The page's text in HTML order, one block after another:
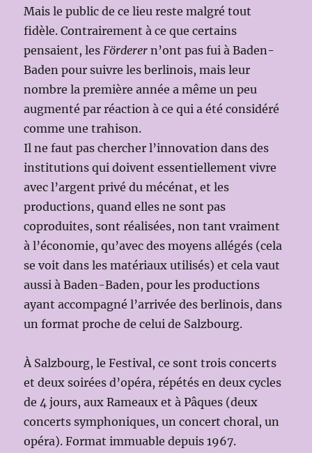
Mais le public de ce lieu reste malgré tout
fidèle. Contrairement à ce que certains
pensaient, lesFörderer n’ont pas fui à Baden-
Baden pour suivre les berlinois, mais leur
nombre la première année a même un peu
augmenté par réaction à ce qui a été considéré
comme une trahison.
Il ne faut pas chercher l’innovation dans des
institutions qui doivent essentiellement vivre
avec l’argent privé du mécénat, et les
productions, quand elles ne sont pas
coproduites, sont réalisées, non tant vraiment
à l’économie, qu’avec des moyens allégés (cela
se voit dans les matériaux utilisés) et cela vaut
aussi à Baden-Baden, pour les productions
ayant accompagné l’arrivée des berlinois, dans
un format proche de celui de Salzbourg.
À Salzbourg, le Festival, ce sont trois concerts
et deux soirées d’opéra, répétés en deux cycles
de 4 jours, aux Rameaux et à Pâques (deux
concerts symphoniques, un concert choral, un
opéra). Format immuable depuis 1967.